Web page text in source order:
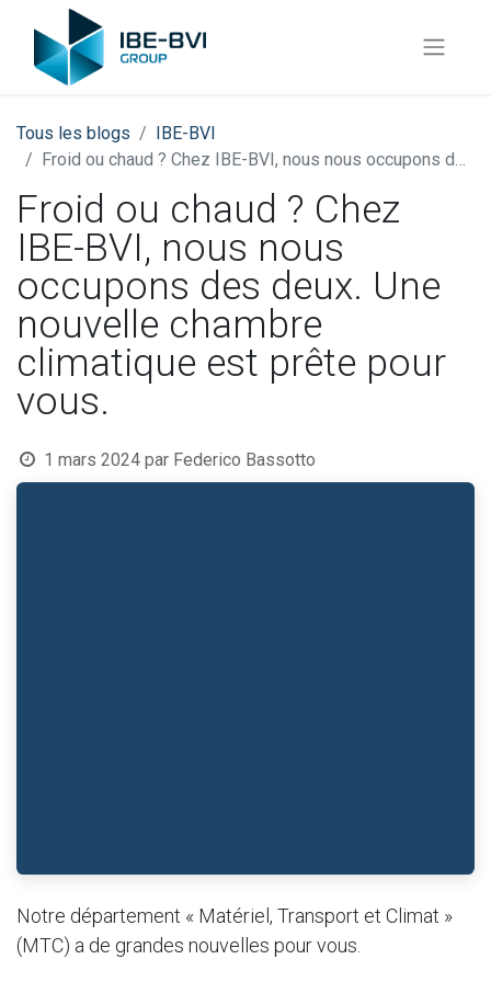
Tous les blogs
​IBE-BVI
Froid ou chaud ? Chez IBE-BVI, nous nous occupons des deux. Une nouvelle chambre climatique est prête pour vous.
Froid ou chaud ? Chez
IBE-BVI, nous nous
occupons des deux. Une
nouvelle chambre
climatique est prête pour
vous.
1 mars 2024 par Federico Bassotto
Notre département « Matériel, Transport et Climat »
(MTC) a de grandes nouvelles pour vous.